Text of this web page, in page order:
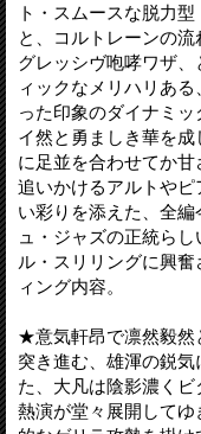
ト・スムースな脱力
と、コルトレーンの
グレッシヴ咆哮ワザ
ィックなメリハリあ
った印象のダイナミ
イ然と勇ましき華を
に足並を合わせてか
追いかけるアルトや
い彩りを添えた、全
ュ・ジャズの正統ら
ル・スリリングに興
ィング内容。
★意気軒昂で凛然毅然
突き進む、雄渾の鋭
た、大凡は陰影濃く
熱演が堂々展開して